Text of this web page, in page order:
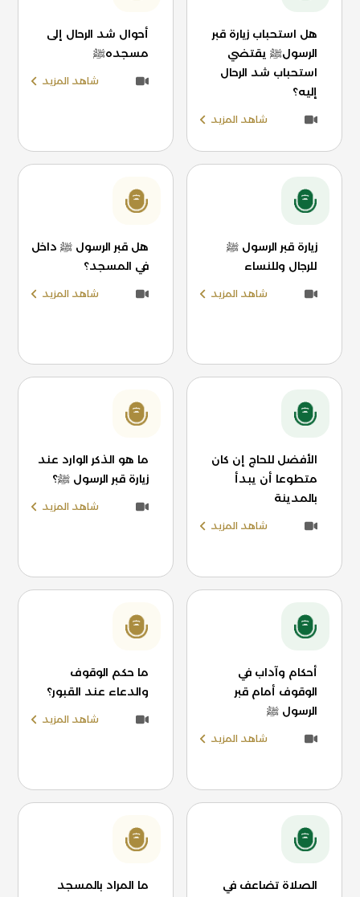
هل استحباب زيارة قبر
الرسولﷺ يقتضي
استحباب شد الرحال
إليه؟
شاهد المزيد
أحوال شد الرحال إلى
مسجدهﷺ
شاهد المزيد
زيارة قبر الرسول ﷺ
للرجال وللنساء
شاهد المزيد
هل قبر الرسول ﷺ داخل
في المسجد؟
شاهد المزيد
الأفضل للحاج إن كان
متطوعا أن يبدأ
بالمدينة
شاهد المزيد
ما هو الذكر الوارد عند
زيارة قبر الرسول ﷺ؟
شاهد المزيد
أحكام وآداب في
الوقوف أمام قبر
الرسول ﷺ
شاهد المزيد
ما حكم الوقوف
والدعاء عند القبور؟
شاهد المزيد
الصلاة تضاعف في
ما المراد بالمسجد